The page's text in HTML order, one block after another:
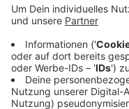
zwischen Reken und
rechnen. Am
Abfahrt von der B67
kommend gesperrt